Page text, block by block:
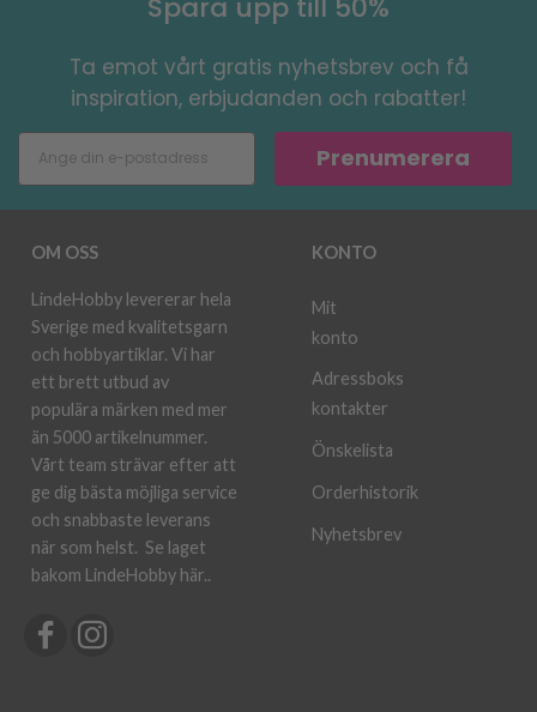
Spara upp till 50%
Ta emot vårt gratis nyhetsbrev och få
inspiration, erbjudanden och rabatter!
Prenumerera
OM OSS
LindeHobby levererar hela
Sverige med kvalitetsgarn
och hobbyartiklar. Vi har
ett brett utbud av
populära märken med mer
än 5000 artikelnummer.
Vårt team strävar efter att
ge dig bästa möjliga service
och snabbaste leverans
när som helst. Se laget
bakom LindeHobby här..
KONTO
Mit
konto
Adressboks
kontakter
Önskelista
Orderhistorik
Nyhetsbrev